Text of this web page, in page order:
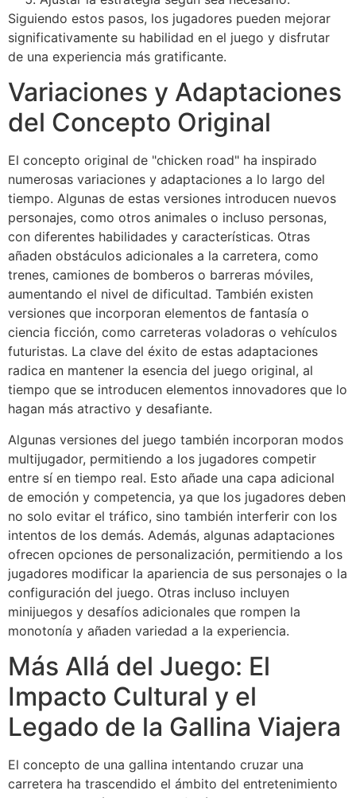
Siguiendo estos pasos, los jugadores pueden mejorar
significativamente su habilidad en el juego y disfrutar
de una experiencia más gratificante.
Variaciones y Adaptaciones
del Concepto Original
El concepto original de "chicken road" ha inspirado
numerosas variaciones y adaptaciones a lo largo del
tiempo. Algunas de estas versiones introducen nuevos
personajes, como otros animales o incluso personas,
con diferentes habilidades y características. Otras
añaden obstáculos adicionales a la carretera, como
trenes, camiones de bomberos o barreras móviles,
aumentando el nivel de dificultad. También existen
versiones que incorporan elementos de fantasía o
ciencia ficción, como carreteras voladoras o vehículos
futuristas. La clave del éxito de estas adaptaciones
radica en mantener la esencia del juego original, al
tiempo que se introducen elementos innovadores que lo
hagan más atractivo y desafiante.
Algunas versiones del juego también incorporan modos
multijugador, permitiendo a los jugadores competir
entre sí en tiempo real. Esto añade una capa adicional
de emoción y competencia, ya que los jugadores deben
no solo evitar el tráfico, sino también interferir con los
intentos de los demás. Además, algunas adaptaciones
ofrecen opciones de personalización, permitiendo a los
jugadores modificar la apariencia de sus personajes o la
configuración del juego. Otras incluso incluyen
minijuegos y desafíos adicionales que rompen la
monotonía y añaden variedad a la experiencia.
Más Allá del Juego: El
Impacto Cultural y el
Legado de la Gallina Viajera
El concepto de una gallina intentando cruzar una
carretera ha trascendido el ámbito del entretenimiento